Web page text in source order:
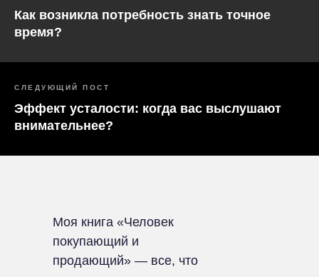
Как возникла потребность знать точное
время?
СЛЕДУЮЩИЙ ПОСТ
Эффект усталости: когда вас выслушают
внимательнее?
Моя книга «Человек
покупающий и
продающий» — все, что